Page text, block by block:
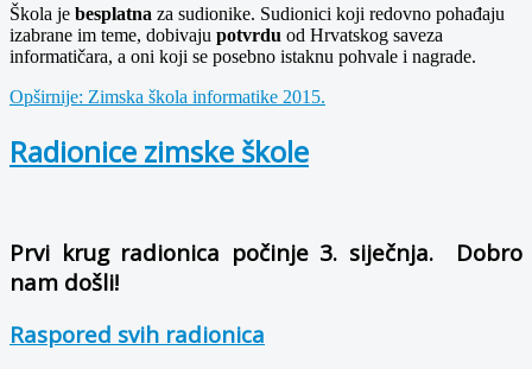
Škola je besplatna za sudionike. Sudionici koji redovno pohađaju
izabrane im teme, dobivaju potvrdu od Hrvatskog saveza
informatičara, a oni koji se posebno istaknu pohvale i nagrade.
Opširnije: Zimska škola informatike 2015.
Radionice zimske škole
Prvi krug radionica počinje 3. siječnja. Dobro
nam došli!
Raspored svih radionica